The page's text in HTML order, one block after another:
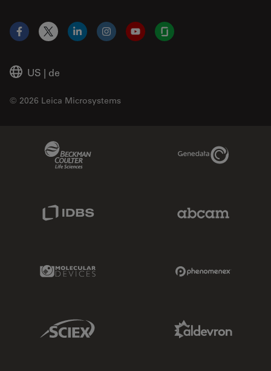
US | de
© 2026 Leica Microsystems
Facebook
X LinkedInInstagramYouTubeGlassdoor
Genedata Link
Molecular Devices Link
Sciex Link